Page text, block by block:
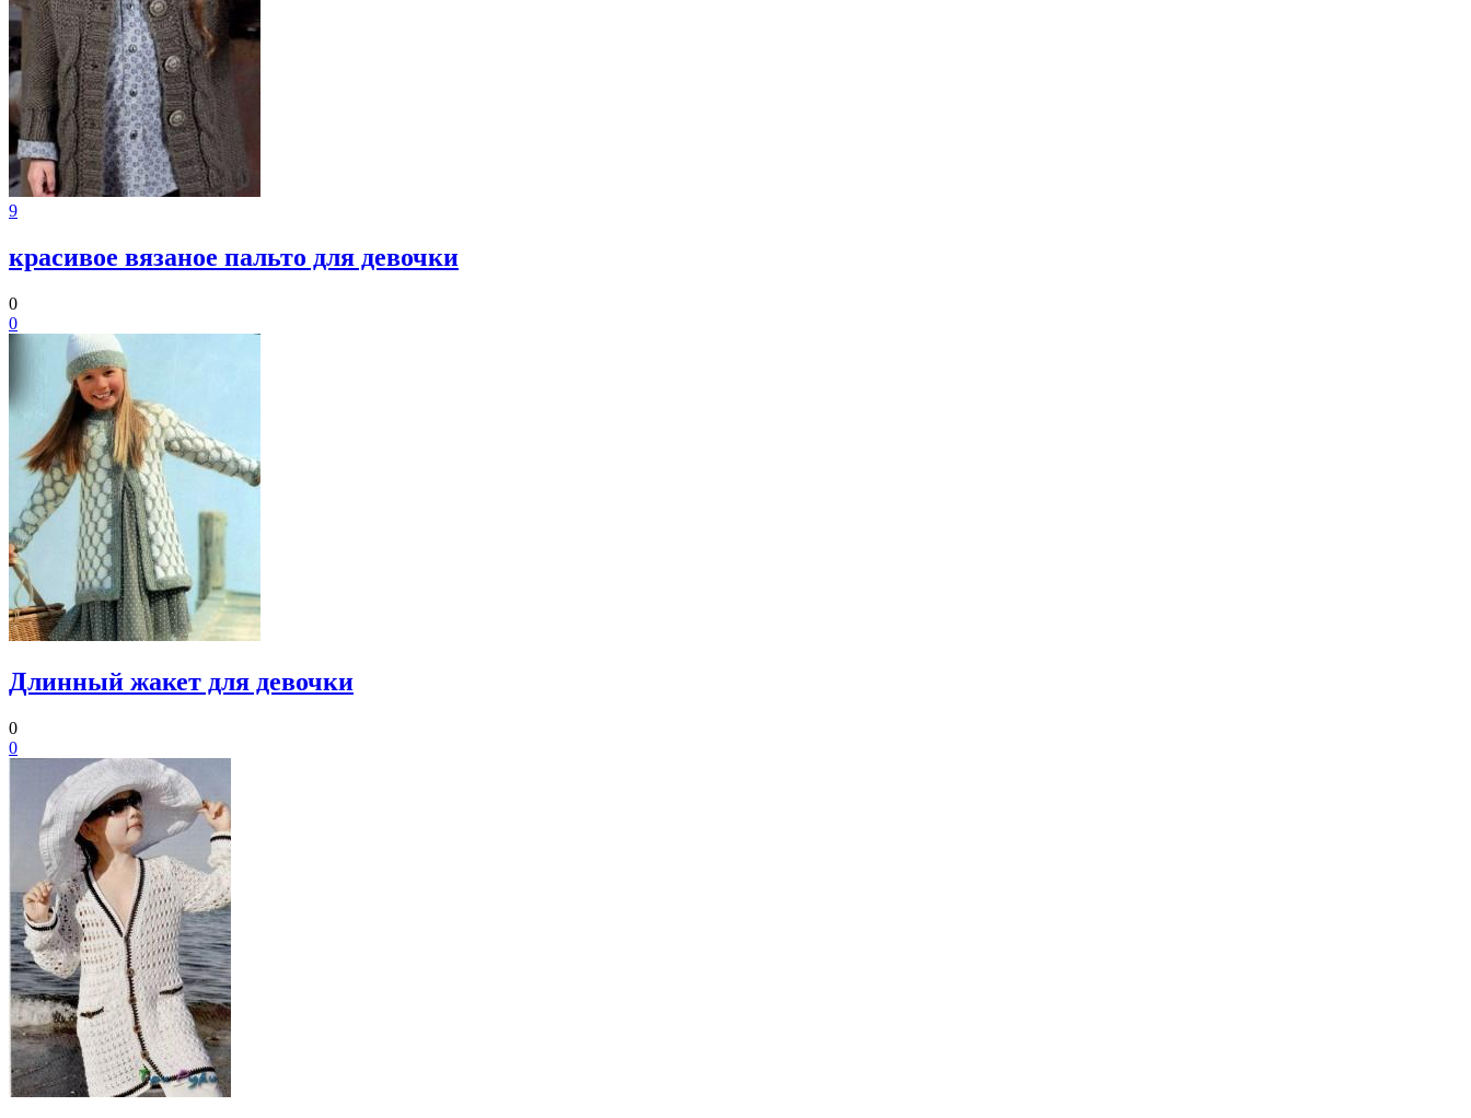
9
красивое вязаное пальто для девочки
0
0
Длинный жакет для девочки
0
0